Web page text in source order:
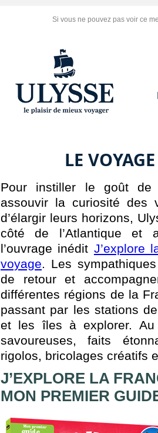
Si vous ne pouvez pas voir ce
LE
Pour instiller le goût de
assouvir la curiosité des
d’élargir leurs horizons,
côté de l’Atlantique et
l’ouvrage inédit J’explore
voyage. Les
de retour et
différentes régions de la
passant par les stations
et les îles à explorer. Au
savoureuses, faits
rigolos, bricolages créatifs
J’EXPLORE LA
MON PREMIER